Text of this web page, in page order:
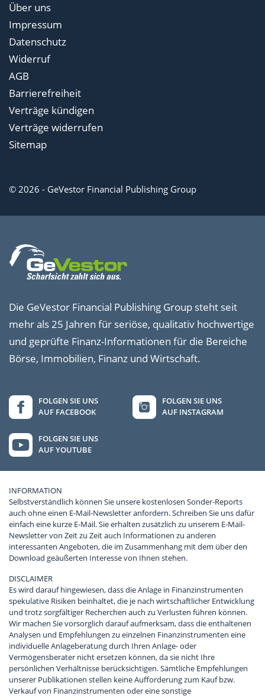
Über uns
Impressum
Datenschutz
Widerruf
AGB
Barrierefreiheit
Verträge kündigen
Verträge widerrufen
Sitemap
© 2026 - GeVestor Financial Publishing Group
Die GeVestor Financial Publishing Group steht seit
mehr als 25 Jahren für seriöse, qualitativ hochwertige
und geprüfte Finanz-Informationen für die Bereiche
Börse, Immobilien, Finanz und Wirtschaft.
FOLGEN SIE UNS
AUF FACEBOOK
FOLGEN SIE UNS
AUF INSTAGRAM
FOLGEN SIE UNS
AUF YOUTUBE
INFORMATION
Selbstverständlich können Sie unsere kostenlosen Sonder-Reports
auch ohne einen E-Mail-Newsletter anfordern. Schreiben Sie uns dafür
einfach eine kurze E-Mail. Sie erhalten zusätzlich zu unserem E-Mail-
Newsletter von Zeit zu Zeit auch Informationen zu anderen
interessanten Angeboten, die im Zusammenhang mit dem über den
Download geäußerten Interesse von Ihnen stehen.
DISCLAIMER
Es wird darauf hingewiesen, dass die Anlage in Finanzinstrumenten
spekulative Risiken beinhaltet, die je nach wirtschaftlicher Entwicklung
und trotz sorgfältiger Recherchen auch zu Verlusten führen können.
Wir machen Sie vorsorglich darauf aufmerksam, dass die enthaltenen
Analysen und Empfehlungen zu einzelnen Finanzinstrumenten eine
individuelle Anlageberatung durch Ihren Anlage- oder
Vermögensberater nicht ersetzen können, da sie nicht Ihre
persönlichen Verhältnisse berücksichtigen. Sämtliche Empfehlungen
unserer Publikationen stellen keine Aufforderung zum Kauf bzw.
Verkauf von Finanzinstrumenten oder eine sonstige